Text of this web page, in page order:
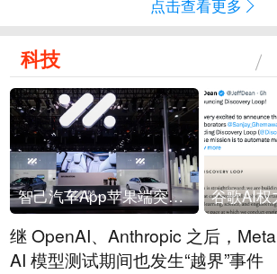
点击查看更多
科技
智己汽车App苹果端突然“下架”
继 OpenAI、Anthropic 之后，Meta
AI 模型测试期间也发生“越界”事件